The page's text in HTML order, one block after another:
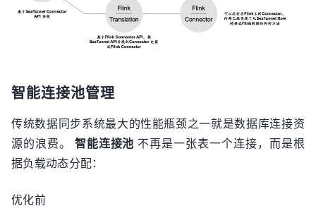
智能连接池管理
传统数据同步系统最大的性能瓶颈之一就是数据库连接资
源的浪费。 智能连接池 不再是一张表一个连接，而是根
据负载动态分配：
优化前